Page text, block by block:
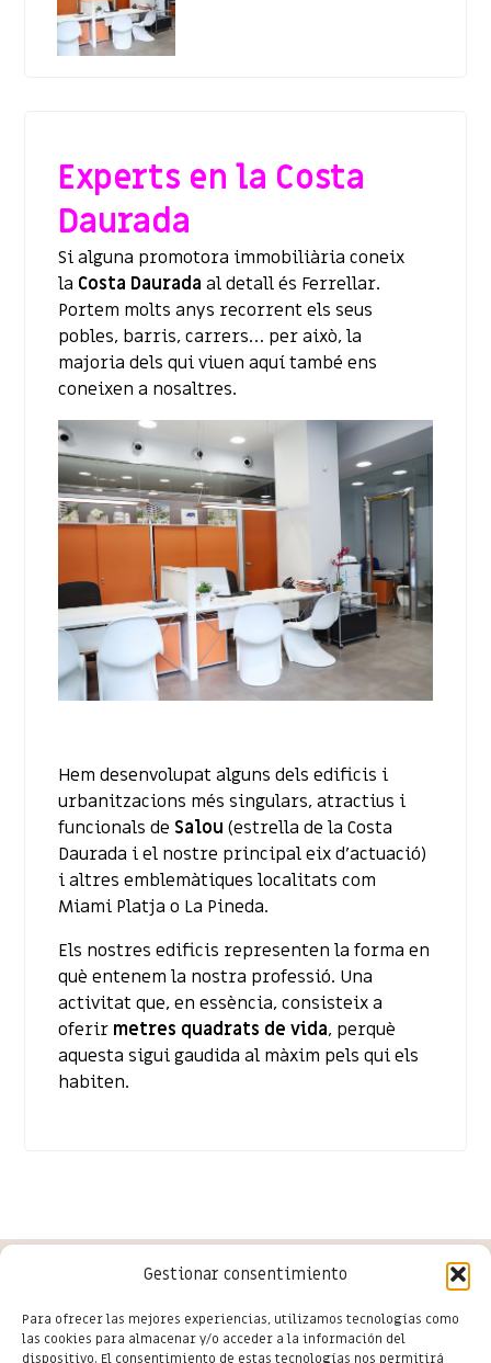
Gestionar consentimiento
Para ofrecer las mejores experiencias, utilizamos tecnologías como
las cookies para almacenar y/o acceder a la información del
dispositivo. El consentimiento de estas tecnologías nos permitirá
Experts en la Costa
Daurada
Si alguna promotora immobiliària coneix
la Costa Daurada al detall és Ferrellar.
Portem molts anys recorrent els seus
pobles, barris, carrers… per això, la
majoria dels qui viuen aquí també ens
coneixen a nosaltres.
Hem desenvolupat alguns dels edificis i
urbanitzacions més singulars, atractius i
funcionals de Salou (estrella de la Costa
Daurada i el nostre principal eix d’actuació)
i altres emblemàtiques localitats com
Miami Platja o La Pineda.
Els nostres edificis representen la forma en
què entenem la nostra professió. Una
activitat que, en essència, consisteix a
oferir metres quadrats de vida, perquè
aquesta sigui gaudida al màxim pels qui els
habiten.
Conoce las últimas novedades